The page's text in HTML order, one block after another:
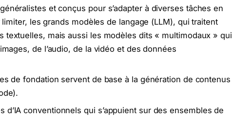
et conçus pour s’adapter à diverses tâches en
limiter, les grands modèles de langage (LLM), qui traitent
textuelles, mais aussi les modèles dits « multimodaux » qui
de l’audio, de la vidéo et des données
de fondation servent de base à la génération de contenus
d’IA conventionnels qui s’appuient sur des ensembles de